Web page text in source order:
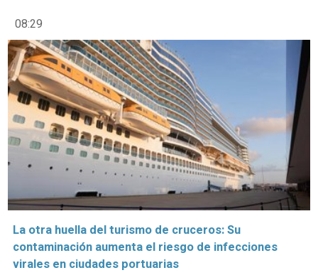
08:29
La otra huella del turismo de cruceros: Su
contaminación aumenta el riesgo de infecciones
virales en ciudades portuarias